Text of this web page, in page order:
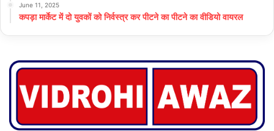
June 11, 2025
कपड़ा मार्केट में दो युवकों को निर्वस्त्र कर पीटने का पीटने का वीडियो वायरल